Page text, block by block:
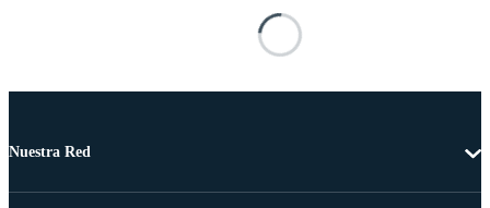
Nuestra Red